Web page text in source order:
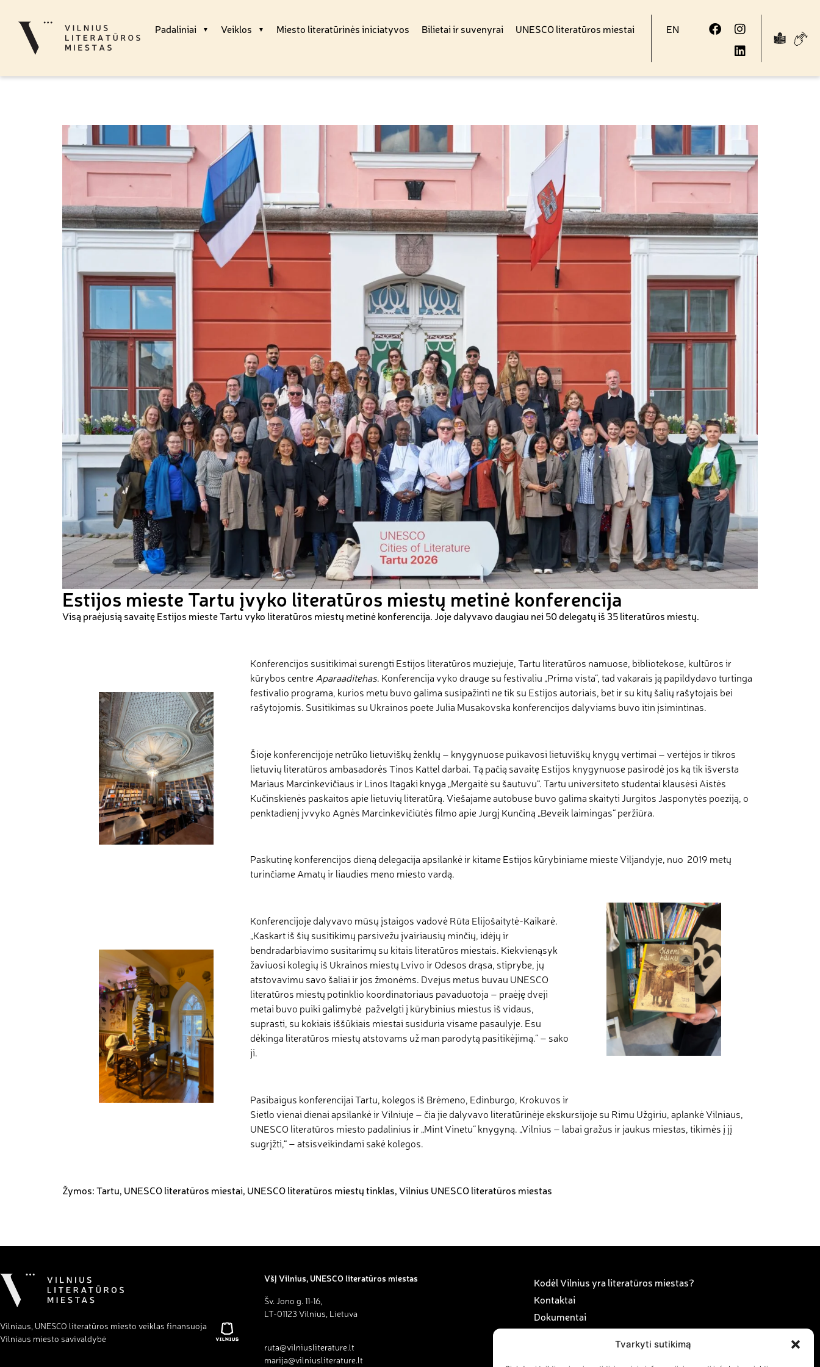
Tvarkyti sutikimą
Padaliniai Veiklos Miesto literatūrinės iniciatyvos Bilietai ir suvenyrai UNESCO literatūros miestai EN
Estijos mieste Tartu įvyko literatūros miestų metinė konferencija
Visą praėjusią savaitę Estijos mieste Tartu vyko literatūros miestų metinė konferencija. Joje dalyvavo daugiau nei 50 delegatų iš 35 literatūros miestų.
Konferencijos susitikimai surengti Estijos literatūros muziejuje, Tartu literatūros namuose, bibliotekose, kultūros ir
kūrybos centreAparaaditehas. Konferencija vyko drauge su festivaliu „Prima vista“, tad vakarais ją papildydavo turtinga
festivalio programa, kurios metu buvo galima susipažinti ne tik su Estijos autoriais, bet ir su kitų šalių rašytojais bei
rašytojomis. Susitikimas su Ukrainos poete Julia Musakovska konferencijos dalyviams buvo itin įsimintinas.
Šioje konferencijoje netrūko lietuviškų ženklų – knygynuose puikavosi lietuviškų knygų vertimai – vertėjos ir tikros
lietuvių literatūros ambasadorės Tinos Kattel darbai. Tą pačią savaitę Estijos knygynuose pasirodė jos ką tik išversta
Mariaus Marcinkevičiaus ir Linos Itagaki knyga „Mergaitė su šautuvu“. Tartu universiteto studentai klausėsi Aistės
Kučinskienės paskaitos apie lietuvių literatūrą. Viešajame autobuse buvo galima skaityti Jurgitos Jasponytės poeziją, o
penktadienį įvvyko Agnės Marcinkevičiūtės filmo apie Jurgį Kunčiną „Beveik laimingas“ peržiūra.
Paskutinę konferencijos dieną delegacija apsilankė ir kitame Estijos kūrybiniame mieste Viljandyje, nuo 2019 metų
turinčiame Amatų ir liaudies meno miesto vardą.
Konferencijoje dalyvavo mūsų įstaigos vadovė Rūta Elijošaitytė-Kaikarė.
„Kaskart iš šių susitikimų parsivežu įvairiausių minčių, idėjų ir
bendradarbiavimo susitarimų su kitais literatūros miestais. Kiekvienąsyk
žaviuosi kolegių iš Ukrainos miestų Lvivo ir Odesos drąsa, stiprybe, jų
atstovavimu savo šaliai ir jos žmonėms. Dvejus metus buvau UNESCO
literatūros miestų potinklio koordinatoriaus pavaduotoja – praėję dveji
metai buvo puiki galimybė pažvelgti į kūrybinius miestus iš vidaus,
suprasti, su kokiais iššūkiais miestai susiduria visame pasaulyje. Esu
dėkinga literatūros miestų atstovams už man parodytą pasitikėjimą.“ – sako
ji.
Pasibaigus konferencijai Tartu, kolegos iš Brėmeno, Edinburgo, Krokuvos ir
Sietlo vienai dienai apsilankė ir Vilniuje – čia jie dalyvavo literatūrinėje ekskursijoje su Rimu Užgiriu, aplankė Vilniaus,
UNESCO literatūros miesto padalinius ir „Mint Vinetu“ knygyną. „Vilnius – labai gražus ir jaukus miestas, tikimės į jį
sugrįžti,“ – atsisveikindami sakė kolegos.
Žymos:Tartu, UNESCO literatūros miestai, UNESCO literatūros miestų tinklas,Vilnius UNESCO literatūros miestas
Vilniaus, UNESCO literatūros miesto veiklas finansuoja
Vilniaus miesto savivaldybė
VšĮ Vilnius, UNESCO literatūros miestas
Šv. Jono g. 11-16,
LT-01123 Vilnius, Lietuva
ruta@vilniusliterature.lt
marija@vilniusliterature.lt
Kodėl Vilnius yra literatūros miestas?
Kontaktai
Dokumentai
Savanorystė ir karjera